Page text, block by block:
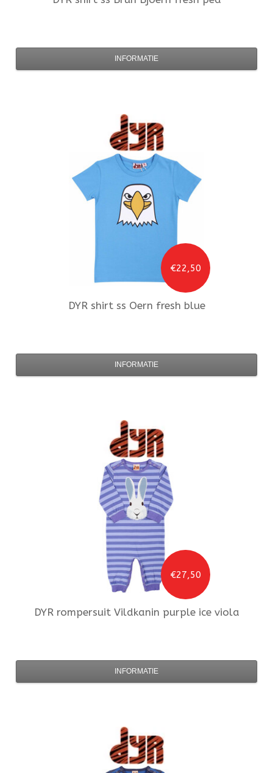
INFORMATIE
€22,50
DYRshirt ss Oern fresh blue
INFORMATIE
€27,50
DYRrompersuit Vildkanin purple ice viola
INFORMATIE